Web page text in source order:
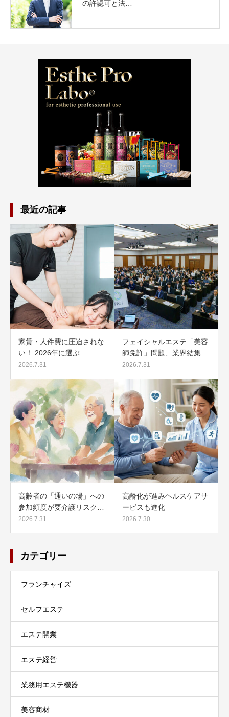
の許認可と法…
最近の記事
家賃・人件費に圧迫されな
い！ 2026年に選ぶ…
2026.7.31
フェイシャルエステ「美容
師免許」問題、業界結集…
2026.7.31
高齢者の「通いの場」への
参加頻度が要介護リスク…
2026.7.31
高齢化が進みヘルスケアサ
ービスも進化
2026.7.30
カテゴリー
フランチャイズ
セルフエステ
エステ開業
エステ経営
業務用エステ機器
美容商材